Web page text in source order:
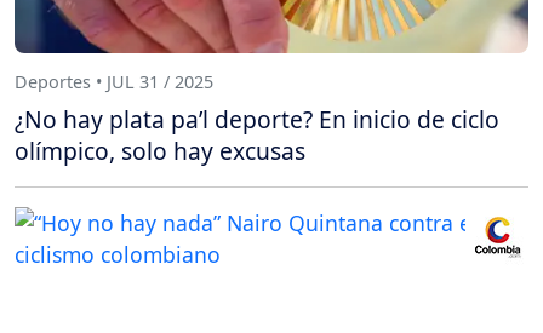
Deportes • JUL 31 / 2025
¿No hay plata pa’l deporte? En inicio de ciclo
olímpico, solo hay excusas